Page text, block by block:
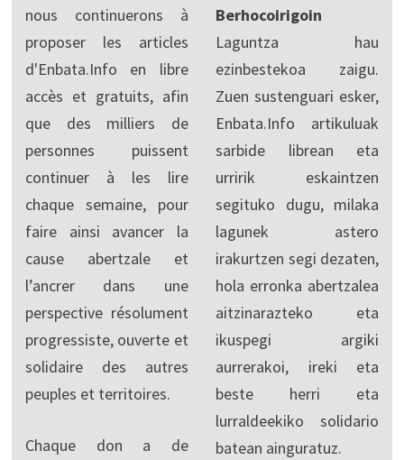
nous continuerons à
proposer les articles
d'Enbata.Info en libre
accès et gratuits, afin
que des milliers de
personnes puissent
continuer à les lire
chaque semaine, pour
faire ainsi avancer la
cause abertzale et
l’ancrer dans une
perspective résolument
progressiste, ouverte et
solidaire des autres
peuples et territoires.
Chaque don a de
Berhocoirigoin
Laguntza hau
ezinbestekoa zaigu.
Zuen sustenguari esker,
Enbata.Info artikuluak
sarbide librean eta
urririk eskaintzen
segituko dugu, milaka
lagunek astero
irakurtzen segi dezaten,
hola erronka abertzalea
aitzinarazteko eta
ikuspegi argiki
aurrerakoi, ireki eta
beste herri eta
lurraldeekiko solidario
batean ainguratuz.